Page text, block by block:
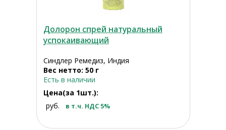
Долорон спрей натуральный
успокаивающий
Синдлер Ремедиз, Индия
Вес нетто: 50 г
Есть в наличии
Цена(за 1шт.):
руб.
в т.ч. НДС 5%